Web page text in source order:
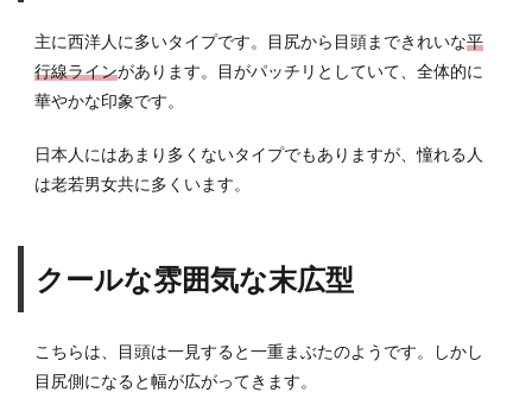
主に西洋人に多いタイプです。目尻から目頭まできれいな平
行線ラインがあります。目がパッチリとしていて、全体的に
華やかな印象です。
日本人にはあまり多くないタイプでもありますが、憧れる人
は老若男女共に多くいます。
クールな雰囲気な末広型
こちらは、目頭は一見すると一重まぶたのようです。しかし
目尻側になると幅が広がってきます。